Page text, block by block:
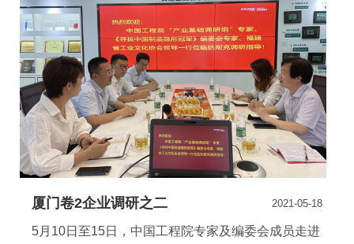
厦门卷2企业调研之二 2021-05-18
5月10日至15日，中国工程院专家及编委会成员走进